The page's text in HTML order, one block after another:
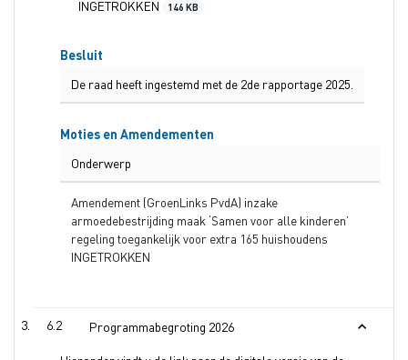
INGETROKKEN 146 KB
Besluit
De raad heeft ingestemd met de 2de rapportage 2025.
Moties en Amendementen
Onderwerp
Amendement (GroenLinks PvdA) inzake
armoedebestrijding maak ‘Samen voor alle kinderen’
regeling toegankelijk voor extra 165 huishoudens
INGETROKKEN
6.2 Programmabegroting 2026